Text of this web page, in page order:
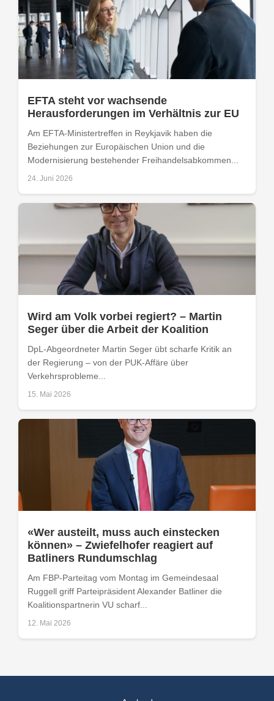
EFTA steht vor wachsende
Herausforderungen im Verhältnis zur EU
Am EFTA-Ministertreffen in Reykjavik haben die
Beziehungen zur Europäischen Union und die
Modernisierung bestehender Freihandelsabkommen...
24. Juni 2026
Wird am Volk vorbei regiert? – Martin
Seger über die Arbeit der Koalition
DpL-Abgeordneter Martin Seger übt scharfe Kritik an
der Regierung – von der PUK-Affäre über
Verkehrsprobleme...
15. Mai 2026
«Wer austeilt, muss auch einstecken
können» – Zwiefelhofer reagiert auf
Batliners Rundumschlag
Am FBP-Parteitag vom Montag im Gemeindesaal
Ruggell griff Parteipräsident Alexander Batliner die
Koalitionspartnerin VU scharf...
12. Mai 2026